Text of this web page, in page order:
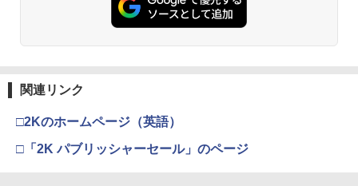
￥750
【K&SGAMER】2way PSポータル 専用
セミハードカバー 滑り止めグリップ PS5
4
【特典】冒険家エリオットの千年物語 P
S5版(【早期購入封入特典】エリオット
師走ゆき ]
『映画 ラブライブ！蓮ノ空女学院スクー
￥7,286
￥11,849
￥5,000
劇場版「鬼滅の刃」無限城編 第一章 猗
窩座再来 通常版 [Blu-ray]
劇場版「鬼滅の刃」無限城編 第一章 猗
窩座再来 通常版 [DVD]
関連リンク
□2Kのホームページ（英語）
□「2K パブリッシャーセール」のページ